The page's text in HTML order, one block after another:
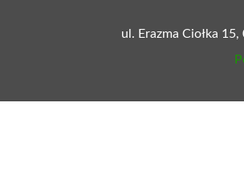
ul. Erazma Ciołka